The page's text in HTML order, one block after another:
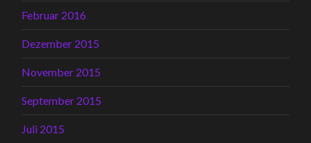
Februar 2016
Dezember 2015
November 2015
September 2015
Juli 2015